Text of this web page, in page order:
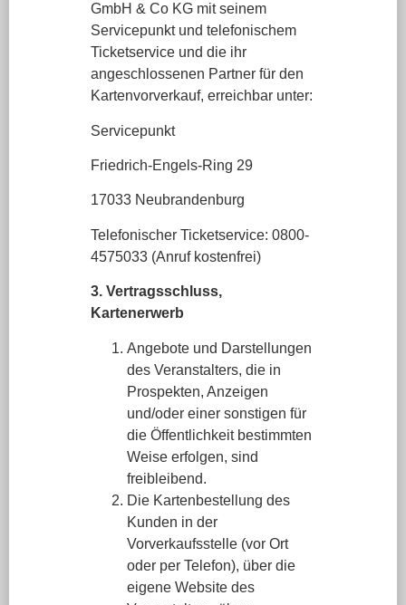
GmbH & Co KG mit seinem
Servicepunkt und telefonischem
Ticketservice und die ihr
angeschlossenen Partner für den
Kartenvorverkauf, erreichbar unter:
Servicepunkt
Friedrich-Engels-Ring 29
17033 Neubrandenburg
Telefonischer Ticketservice: 0800-
4575033 (Anruf kostenfrei)
3. Vertragsschluss,
Kartenerwerb
Angebote und Darstellungen
des Veranstalters, die in
Prospekten, Anzeigen
und/oder einer sonstigen für
die Öffentlichkeit bestimmten
Weise erfolgen, sind
freibleibend.
Die Kartenbestellung des
Kunden in der
Vorverkaufsstelle (vor Ort
oder per Telefon), über die
eigene Website des